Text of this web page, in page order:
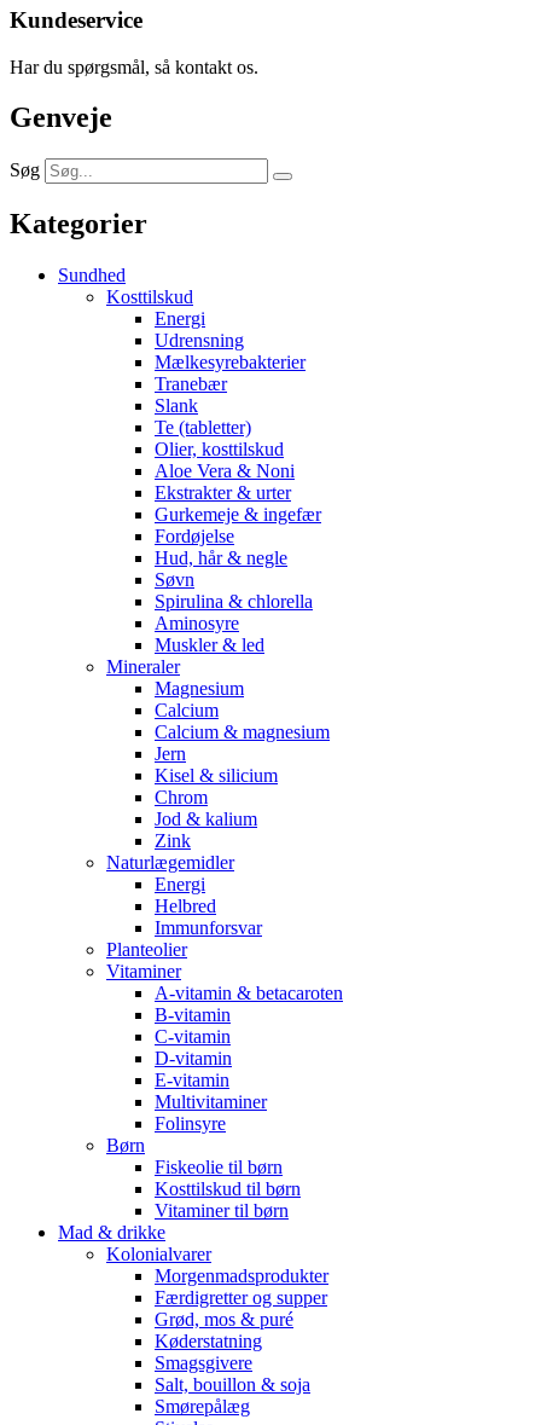
Kundeservice
Har du spørgsmål, så kontakt os.
Genveje
Søg
Kategorier
Sundhed
Kosttilskud
Energi
Udrensning
Mælkesyrebakterier
Tranebær
Slank
Te (tabletter)
Olier, kosttilskud
Aloe Vera & Noni
Ekstrakter & urter
Gurkemeje & ingefær
Fordøjelse
Hud, hår & negle
Søvn
Spirulina & chlorella
Aminosyre
Muskler & led
Mineraler
Magnesium
Calcium
Calcium & magnesium
Jern
Kisel & silicium
Chrom
Jod & kalium
Zink
Naturlægemidler
Energi
Helbred
Immunforsvar
Planteolier
Vitaminer
A-vitamin & betacaroten
B-vitamin
C-vitamin
D-vitamin
E-vitamin
Multivitaminer
Folinsyre
Børn
Fiskeolie til børn
Kosttilskud til børn
Vitaminer til børn
Mad & drikke
Kolonialvarer
Morgenmadsprodukter
Færdigretter og supper
Grød, mos & puré
Køderstatning
Smagsgivere
Salt, bouillon & soja
Smørepålæg